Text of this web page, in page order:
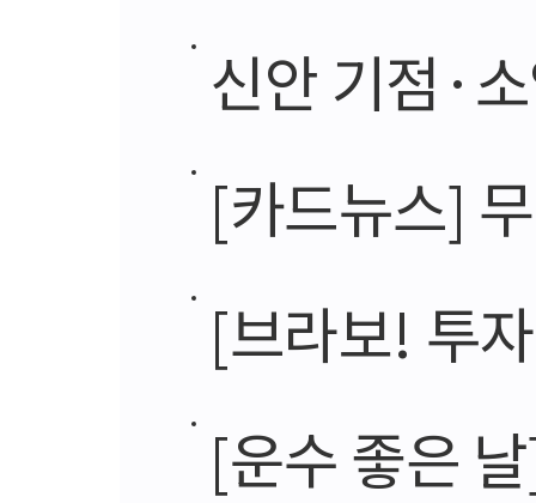
신안 기점·
[카드뉴스]
[브라보! 투
[운수 좋은